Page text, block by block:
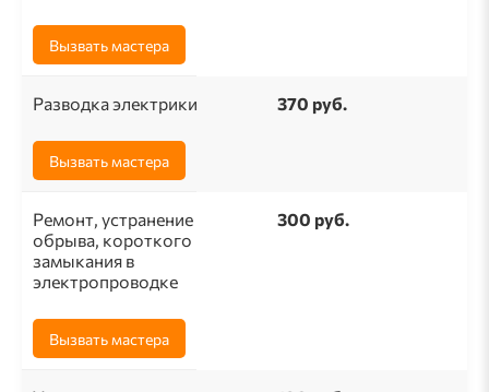
Вызвать мастера
Разводка электрики 370 руб.
Вызвать мастера
Ремонт, устранение
обрыва, короткого
замыкания в
электропроводке
300 руб.
Вызвать мастера